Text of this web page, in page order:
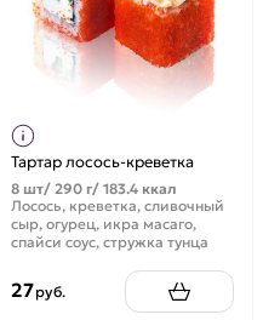
Тартар лосось-креветка
8 шт/ 290 г/ 183.4 ккал
Лосось, креветка, сливочный
сыр, огурец, икра масаго,
спайси соус, стружка тунца
27руб.